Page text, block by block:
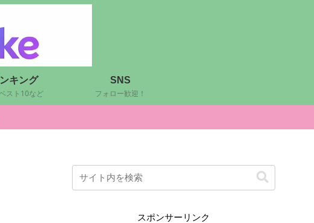
キング
スト10など
SNS
フォロー歓迎！
スポンサーリンク